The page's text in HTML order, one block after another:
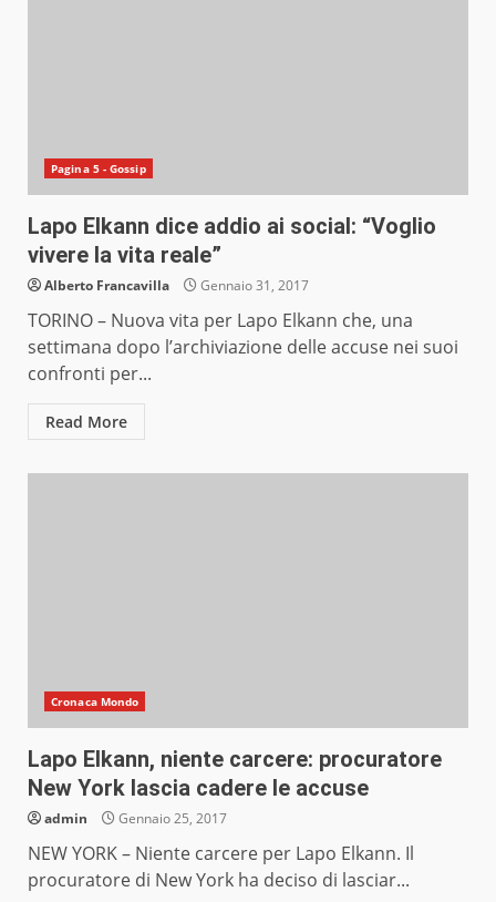
Pagina 5 - Gossip
Lapo Elkann dice addio ai social: “Voglio
vivere la vita reale”
Alberto Francavilla Gennaio 31, 2017
TORINO – Nuova vita per Lapo Elkann che, una
settimana dopo l’archiviazione delle accuse nei suoi
confronti per...
Read More
Cronaca Mondo
Lapo Elkann, niente carcere: procuratore
New York lascia cadere le accuse
admin Gennaio 25, 2017
NEW YORK – Niente carcere per Lapo Elkann. Il
procuratore di New York ha deciso di lasciar...